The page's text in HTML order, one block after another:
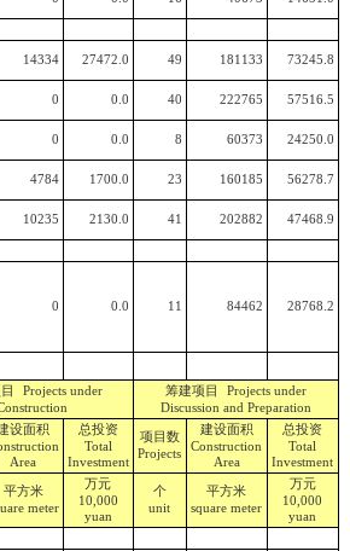
14334 27472.0 49 181133 73245.8
0 0.0 40 222765 57516.5
0 0.0 8 60373 24250.0
4784 1700.0 23 160185 56278.7
10235 2130.0 41 202882 47468.9
0 0.0 11 84462 28768.2
目Projects under
筹建项目 Projects under
Discussion and Preparation
设面积
Area
总投资
Total
Investment
项目数
Projects
建设面积
Construction
Area
总投资
Total
Investment
平方米
meter
万元
10,000
yuan
个
unit
平方米
square meter
万元
10,000
yuan